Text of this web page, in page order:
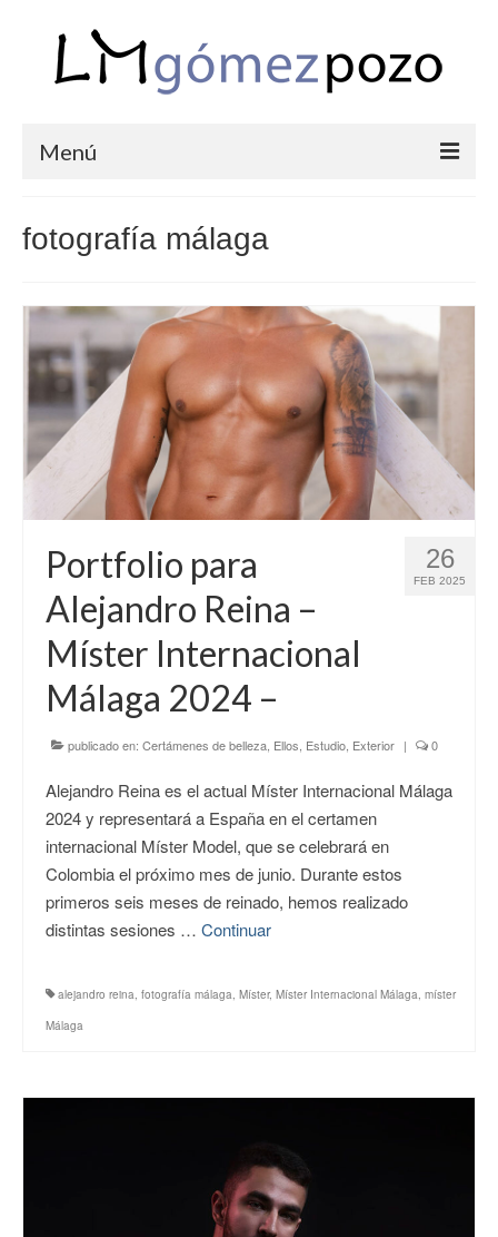
Menú
BODAS
COMUNIONES
CORPORATIVAS
SEMANA SANTA
BLOG
SOBRE LM
fotografía málaga
26
FEB 2025
Portfolio para
Alejandro Reina –
Míster Internacional
Málaga 2024 –
publicado en: Certámenes de belleza Ellos Estudio Exterior | 0
Alejandro Reina es el actual Míster Internacional Málaga
2024 y representará a España en el certamen
internacional Míster Model, que se celebrará en
Colombia el próximo mes de junio. Durante estos
primeros seis meses de reinado, hemos realizado
distintas sesiones … Continuar
alejandro reina, fotografía málaga, Míster, Míster Internacional Málaga, míster
Málaga